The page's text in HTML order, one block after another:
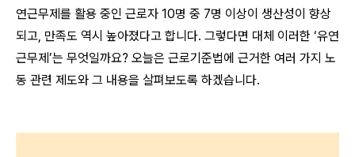
연근무제를 활용 중인 근로자 10명 중 7명 이상이 생산성이 향상
되고, 만족도 역시 높아졌다고 합니다. 그렇다면 대체 이러한 ‘유연
근무제’는 무엇일까요? 오늘은 근로기준법에 근거한 여러 가지 노
동 관련 제도와 그 내용을 살펴보도록 하겠습니다.